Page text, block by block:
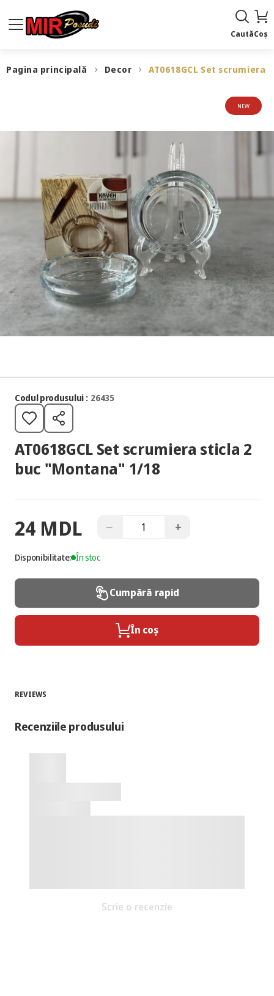
CautăCoș
Pagina principală Decor AT0618GCL Set
NEW
Codul produsului : 26435
AT0618GCL Set scrumiera sticla 2
buc "Montana" 1/18
24 MDL − +
Disponibilitate: În stoc
Cumpără rapid
În coș
REVIEWS
Recenziile produsului
Scrie o recenzie